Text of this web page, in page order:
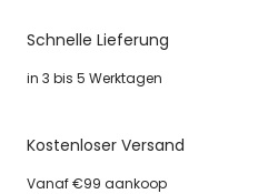
Schnelle Lieferung
in 3 bis 5 Werktagen
Kostenloser Versand
Vanaf €99 aankoop